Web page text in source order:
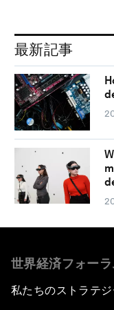
最新記事
世界経済フォー
私たちのストラテジ